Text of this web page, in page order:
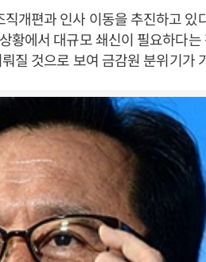
개편과 인사 이동을 추진하고 있
황에서 대규모 쇄신이 필요하다
질 것으로 보여 금감원 분위기가